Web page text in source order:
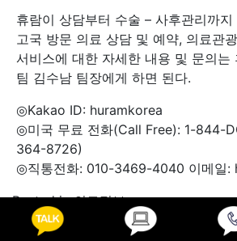
휴람이 상담부터 수술 – 사후관리까지
고국 방문 의료 상담 및 예약, 의료관
서비스에 대한 자세한 내용 및 문의는
팀 김수남 팀장에게 하면 된다.
◎Kakao ID: huramkorea
◎미국 무료 전화(Call Free): 1-844-
364-8726)
◎직통전화: 010-3469-4040 이메일:
Posted in의료정보